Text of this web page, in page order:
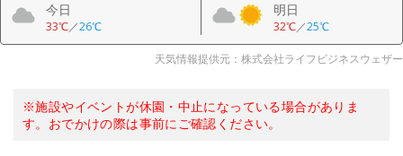
今日
33℃／26℃
明日
32℃／25℃
天気情報提供元：株式会社ライフビジネスウェザー
※施設やイベントが休園・中止になっている場合がありま
す。おでかけの際は事前にご確認ください。